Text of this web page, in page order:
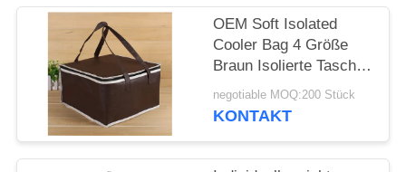
OEM Soft Isolated
Cooler Bag 4 Größe
Braun Isolierte Tasche
Vorrat verfügbar
negotiable MOQ:200 Stück
KONTAKT